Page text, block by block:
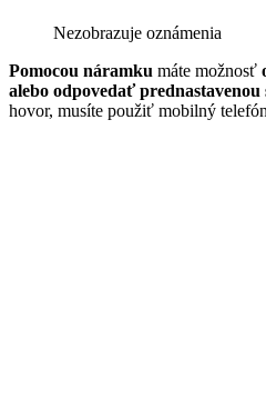
Nezobrazuje oznámenia
Pomocou náramku máte možnosť
alebo odpovedať prednastavenou
hovor, musíte použiť mobilný telefón